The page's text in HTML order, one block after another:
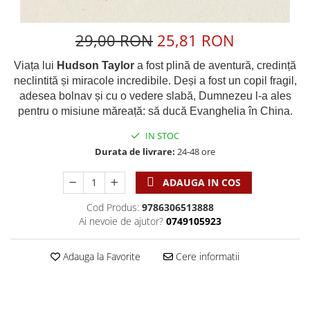
Rugaciune
Familie
Barbati
Cresterea copiilor
Femei
Viata de familie
Consiliere
Jocuri
Jurnal de Rugaciune
Limba Engleza
Limba Română
Magneti
Pentru copii
Obiecte decorative
Oglinda
Pix+Semn de carte
Sibiu
Alte suveniruri
Carti postale
Jurnal
Magneti
Suport pahar
Suport pahar
Carti postale
29,00 RON 25,81 RON
Viața lui Hudson Taylor a fost plină de aventură, credință
neclintită și miracole incredibile. Deși a fost un copil fragil,
adesea bolnav și cu o vedere slabă, Dumnezeu l-a ales
pentru o misiune măreață: să ducă Evanghelia în China.
IN STOC
Durata de livrare: 24-48 ore
ADAUGA IN COS
Cod Produs: 9786306513888
Ai nevoie de ajutor? 0749105923
Adauga la Favorite Cere informatii